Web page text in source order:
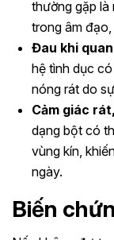
thường gặp là
trong âm
Đau khi
hệ tình dục
nóng rát do
Cảm giác
dạng bột có
vùng kín,
ngày.
Biến